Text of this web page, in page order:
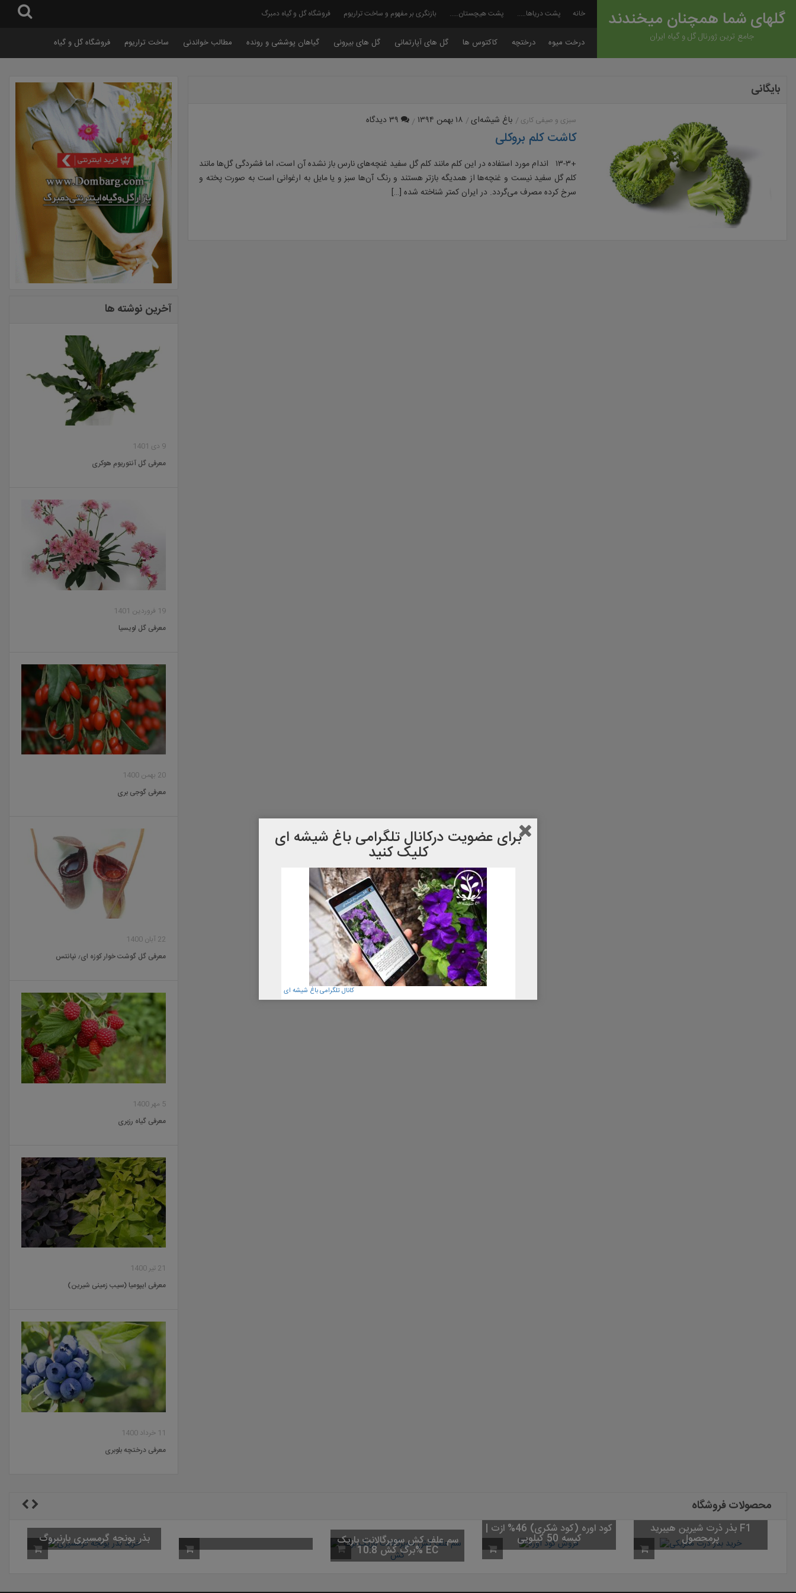
گلهای شما همچنان میخندند
جامع ترین ژورنال گل و گیاه ایران
خانه پشت دریاها….. پشت هیچستان….. بازنگری بر مفهوم و ساخت تراریوم فروشگاه گل و گیاه دمبرگ
درخت میوه درختچه کاکتوس ها گل های آپارتمانی گل های بیرونی گیاهان پوششی و رونده مطالب خواندنی ساخت تراریوم فروشگاه گل و گیاه
بایگانی
سبزی و صیفی کاری باغ شیشه‌ای ۱۸ بهمن ۱۳۹۴ ۳۹ دیدگاه
کاشت کلم بروکلی
+۱۳-۳ اندام مورد استفاده در این کلم مانند کلم گل سفید غنچه‌های نارس باز نشده آن است، اما فشردگی گل‌ها مانند
کلم گل سفید نیست و غنچه‌ها از همدیگه بازتر هستند و رنگ آن‌ها سبز و یا مایل به ارغوانی است به صورت پخته و
سرخ کرده مصرف می‌گردد. در ایران کمتر شناخته شده […]
آخرین نوشته ها
9 دی 1401
معرفی گل آنتوریوم هوکری
19 فروردین 1401
معرفی گل لویسیا
20 بهمن 1400
معرفی گوجی بری
22 آبان 1400
معرفی گل گوشت خوار کوزه ای٫ نپانتس
5 مهر 1400
معرفی گیاه رزبری
21 تیر 1400
معرفی ایپومیا (سیب زمینی شیرین)
11 خرداد 1400
معرفی درختچه بلوبری
محصولات فروشگاه
سم علف کش سوپرگالانت باریک
برگ کش 10.8% EC
کود اوره (کود شکری) 46% ازت |
کیسه 50 کیلویی
بذر ذرت شیرین هیبرید F1
پرمحصول بذر چمن واترسیور
برای عضویت دركانال تلگرامی باغ شیشه ای
کلیک کنید
کانال تلگرامی باغ شیشه ای